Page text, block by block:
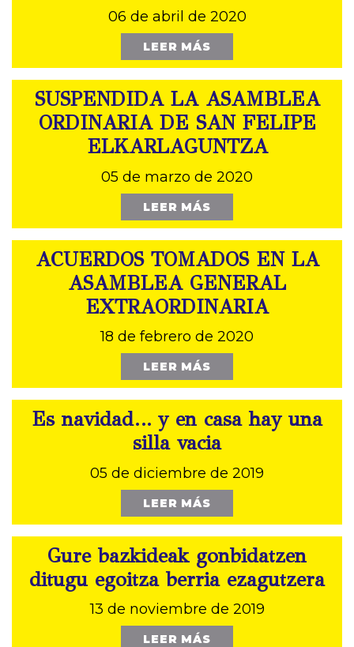
06 de abril de 2020
LEER MÁS
SUSPENDIDA LA ASAMBLEA
ORDINARIA DE SAN FELIPE
ELKARLAGUNTZA
05 de marzo de 2020
LEER MÁS
ACUERDOS TOMADOS EN LA
ASAMBLEA GENERAL
EXTRAORDINARIA
18 de febrero de 2020
LEER MÁS
Es navidad… y en casa hay una
silla vacia
05 de diciembre de 2019
LEER MÁS
Gure bazkideak gonbidatzen
ditugu egoitza berria ezagutzera
13 de noviembre de 2019
LEER MÁS